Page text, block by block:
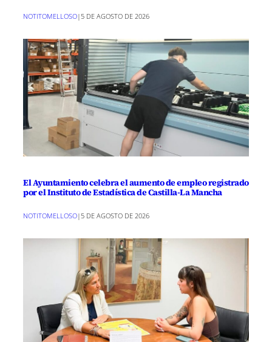
NOTITOMELLOSO|5 DE AGOSTO DE 2026
El Ayuntamiento celebra el aumento de empleo registrado
por el Instituto de Estadística de Castilla-La Mancha
NOTITOMELLOSO| 5 DE AGOSTO DE 2026